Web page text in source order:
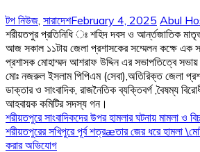
টপ নিউজ সারাদেশFebruary 4, 2025 Abul
শরীয়তপুর প্রতিনিধি ঃ শহিদ দবস ও আর্ন্তজাতিক
আজ সকাল ১১টায় জেলা প্রশাসকের সম্মেলন কক্ষে এক
প্রশাসক মোহাম্মদ আশরাফ উদ্দিন এর সভাপতিত্বে
মোঃ নজরুল ইসলাম পিপিএম (সেবা),অতিরিক্ত জেলা
ডাক্তার ও সাংবাদিক, রাজনৈতিক ব্যক্তিবর্গ ,বৈষম্য
আহবায়ক কমিটির সদস্য গন।
Post
navigation
শরীয়তপুরে সাংবাদিকদের উপর হামলার ঘটনায় মামলা ও
শরীয়তপুরের সখিপুরে পূর্ব শত্রæতার জের ধরে হামলা
করার অভিযোগ